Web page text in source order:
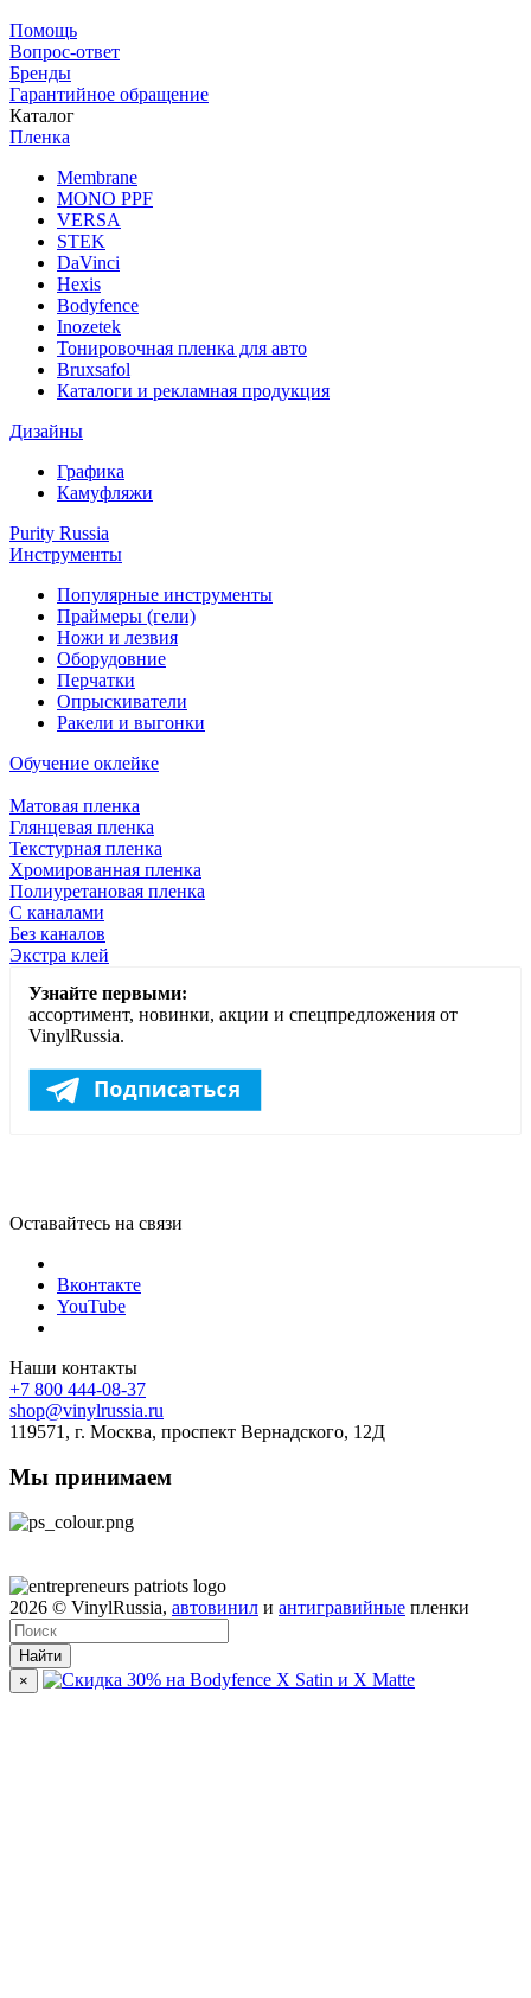
Помощь
Вопрос-ответ
Бренды
Гарантийное обращение
Каталог
Пленка
Membrane
MONO PPF
VERSA
STEK
DaVinci
Hexis
Bodyfence
Inozetek
Тонировочная пленка для авто
Bruxsafol
Каталоги и рекламная продукция
Дизайны
Графика
Камуфляжи
Purity Russia
Инструменты
Популярные инструменты
Праймеры (гели)
Ножи и лезвия
Оборудовние
Перчатки
Опрыскиватели
Ракели и выгонки
Обучение оклейке
Матовая пленка
Глянцевая пленка
Текстурная пленка
Хромированная пленка
Полиуретановая пленка
С каналами
Без каналов
Экстра клей
Узнайте первыми:
ассортимент, новинки, акции и спецпредложения от
VinylRussia.
Оставайтесь на связи
Вконтакте
YouTube
Наши контакты
+7 800 444-08-37
shop@vinylrussia.ru
119571, г. Москва, проспект Вернадского, 12Д
Мы принимаем
2026 © VinylRussia, автовинил и антигравийные пленки
Найти
×